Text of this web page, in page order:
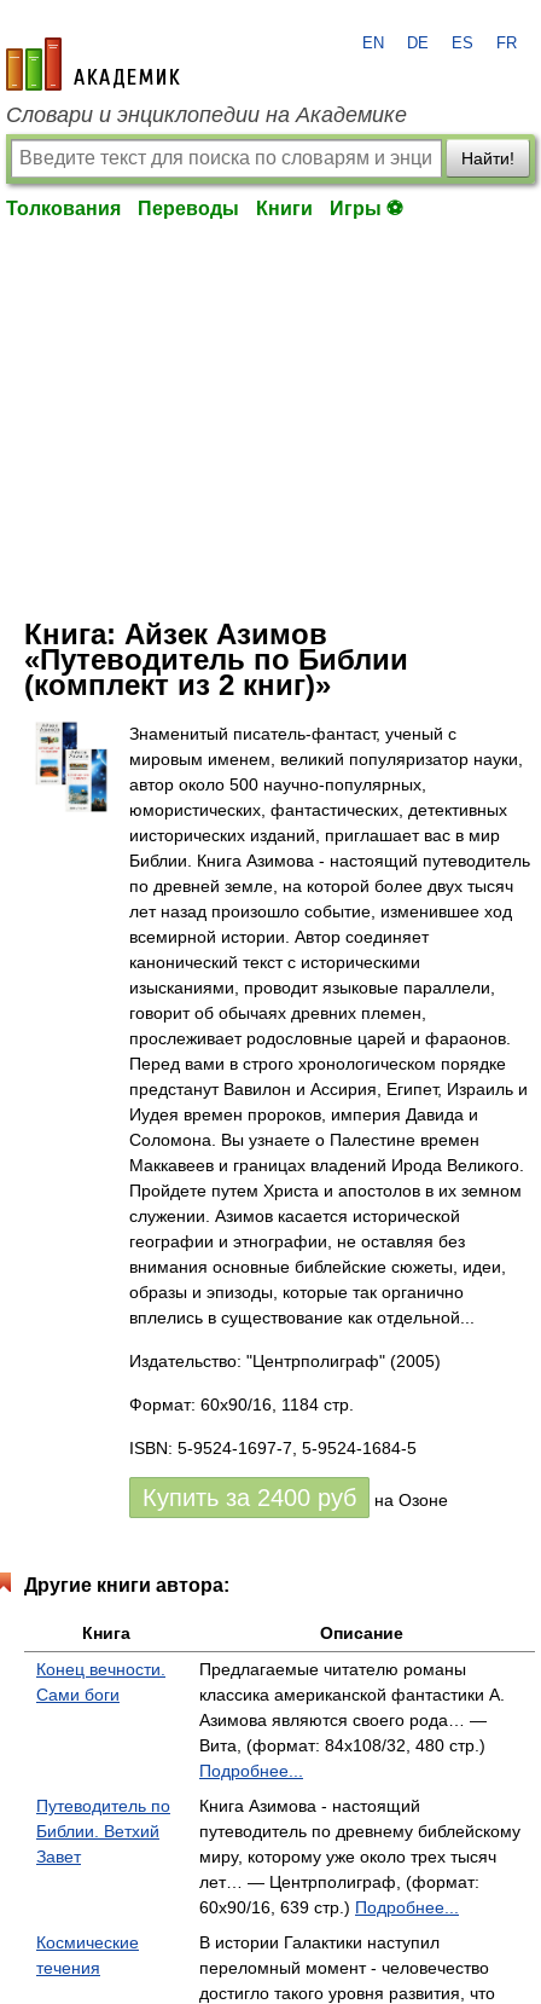
academic.ru
EN DE ES FR
Словари и энциклопедии на Академике
Найти!
Толкования Переводы Книги Игры ⚽
Книга: Айзек Азимов
«Путеводитель по Библии
(комплект из 2 книг)»
Знаменитый писатель-фантаст, ученый с
мировым именем, великий популяризатор науки,
автор около 500 научно-популярных,
юмористических, фантастических, детективных
иисторических изданий, приглашает вас в мир
Библии. Книга Азимова - настоящий путеводитель
по древней земле, на которой более двух тысяч
лет назад произошло событие, изменившее ход
всемирной истории. Автор соединяет
канонический текст с историческими
изысканиями, проводит языковые параллели,
говорит об обычаях древних племен,
прослеживает родословные царей и фараонов.
Перед вами в строго хронологическом порядке
предстанут Вавилон и Ассирия, Египет, Израиль и
Иудея времен пророков, империя Давида и
Соломона. Вы узнаете о Палестине времен
Маккавеев и границах владений Ирода Великого.
Пройдете путем Христа и апостолов в их земном
служении. Азимов касается исторической
географии и этнографии, не оставляя без
внимания основные библейские сюжеты, идеи,
образы и эпизоды, которые так органично
вплелись в существование как отдельной...
Издательство: "Центрполиграф" (2005)
Формат: 60x90/16, 1184 стр.
ISBN: 5-9524-1697-7, 5-9524-1684-5
Купить за 2400 руб на Озоне
Другие книги автора:
Книга
Описание
Конец вечности.
Сами боги
Предлагаемые читателю романы
классика американской фантастики А.
Азимова являются своего рода… —
Вита, (формат: 84x108/32, 480 стр.)
Подробнее...
Путеводитель по
Библии. Ветхий
Завет
Книга Азимова - настоящий
путеводитель по древнему библейскому
миру, которому уже около трех тысяч
лет… — Центрполиграф, (формат:
60x90/16, 639 стр.) Подробнее...
Космические
течения
В истории Галактики наступил
переломный момент - человечество
достигло такого уровня развития, что